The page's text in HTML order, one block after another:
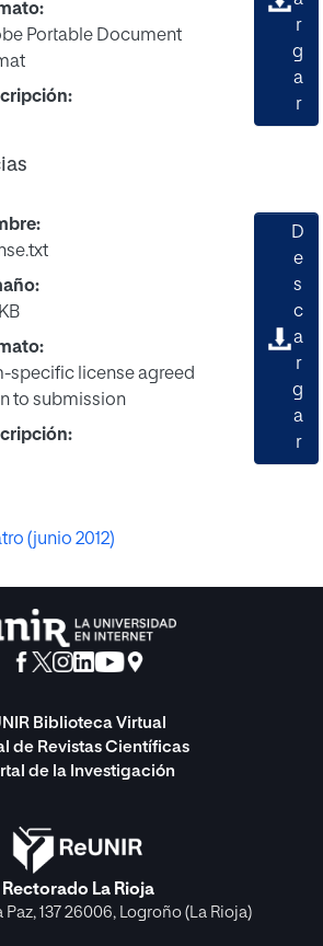
Portable Document
r
g
a
r
specific license agreed
to submission
D
e
s
c
a
r
g
a
r
(junio 2012)
Biblioteca Virtual
de Revistas Científicas
de la Investigación
Rectorado La Rioja
137 26006, Logroño (La Rioja)